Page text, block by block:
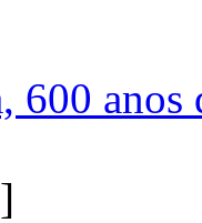
600 anos